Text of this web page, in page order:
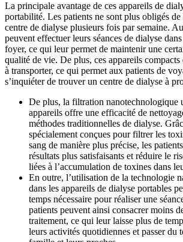
La principale avantage de ces appareils de
portabilité. Les patients ne sont plus obligés de
centre de dialyse plusieurs fois par semaine.
peuvent effectuer leurs séances de dialyse
foyer, ce qui leur permet de maintenir une
qualité de vie. De plus, ces appareils compacts
à transporter, ce qui permet aux patients de
s’inquiéter de trouver un centre de dialyse à
De plus, la filtration nanotechnologique
appareils offre une efficacité de
méthodes traditionnelles de dialyse.
spécialement conçues pour filtrer les
sang de manière plus précise, les
résultats plus satisfaisants et réduire le
liées à l’accumulation de toxines dans
En outre, l’utilisation de la technologie
dans les appareils de dialyse portables
temps nécessaire pour réaliser une
patients peuvent ainsi consacrer moins
traitement, ce qui leur laisse plus de
leurs activités quotidiennes et passer du